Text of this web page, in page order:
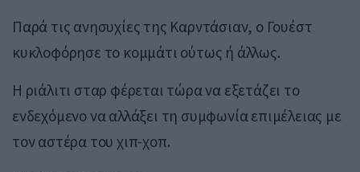
Παρά τις ανησυχίες της Καρντάσιαν, ο Γουέστ
κυκλοφόρησε το κομμάτι ούτως ή άλλως.
Η ριάλιτι σταρ φέρεται τώρα να εξετάζει το
ενδεχόμενο να αλλάξει τη συμφωνία επιμέλειας με
τον αστέρα του χιπ-χοπ.